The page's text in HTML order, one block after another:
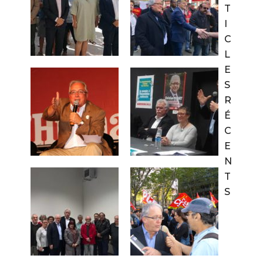
T
C
L
E
S
R
É
C
E
N
T
S